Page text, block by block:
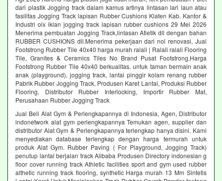
dari plastik Jogging track dalam kamus artinya lintasan lari laun atau
fasilitas Jogging Track lapisan Rubber Cushions Klaten Kab. Kantor &
Industri olx iklan jogging track lapisan rubber cushions 29 Mei 2026
Menerima pembuatan Jogging Track,lintasan Atletik dll dengan bahan
RUBBER CUSHIONS dll.Menerima pekerjaan dari nol renovasi, Jual
Footstrong Rubber Tile 40x40 harga murah ralali | Ralali ralali Flooring
Tile, Granites & Ceramics Tiles No Brand Pusat Footstrong,Harga
Footstrong Rubber Tile 40x40 berkualitas. untuk taman bermain anak
anak (playground), jogging track, lantai pinggir kolam renang rubber
Pabrik Rubber Jogging Track, Produsen Karet Lantai, Produksi Rubber
Flooring, Distributor Rubber Interlocking, Importir Rubber Mat,
Perusahaan Rubber Jogging Track
Jual Beli Alat Gym & Perlengkapannya di Indonesia, Agen, Distributor
indonetwork alat gym perlengkapannya Temukan agen, supplier dan
distributor Alat Gym & Perlengkapannya terlengkap hanya disini. Kami
menyediakan database terlengkap dengan harga termurah untuk
produk Alat Gym. Rubber Paving ( For Playground, Jogging Track)
penutup lantai berjalan track Alibaba Produsen Directory indonesian g
floor cover running track Athletic facilities sport and gym used rubber
althetic running track flooring, synthetic Harga murah 13 Mm Sintetis